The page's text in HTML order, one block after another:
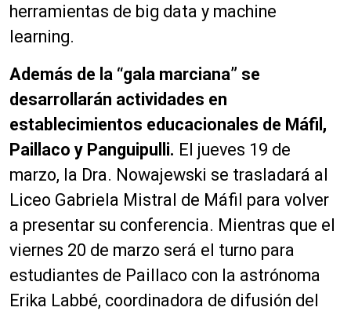
herramientas de big data y machine
learning.
Además de la “gala marciana” se
desarrollarán actividades en
establecimientos educacionales de Máfil,
Paillaco y Panguipulli. El jueves 19 de
marzo, la Dra. Nowajewski se trasladará al
Liceo Gabriela Mistral de Máfil para volver
a presentar su conferencia. Mientras que el
viernes 20 de marzo será el turno para
estudiantes de Paillaco con la astrónoma
Erika Labbé, coordinadora de difusión del